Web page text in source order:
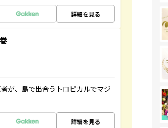
詳細を見る
が、島で出合うトロピカルでマジ
詳細を見る